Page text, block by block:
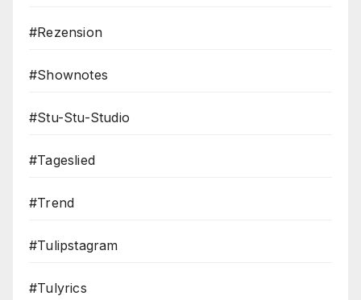
#Rezension
#Shownotes
#Stu-Stu-Studio
#Tageslied
#Trend
#Tulipstagram
#Tulyrics